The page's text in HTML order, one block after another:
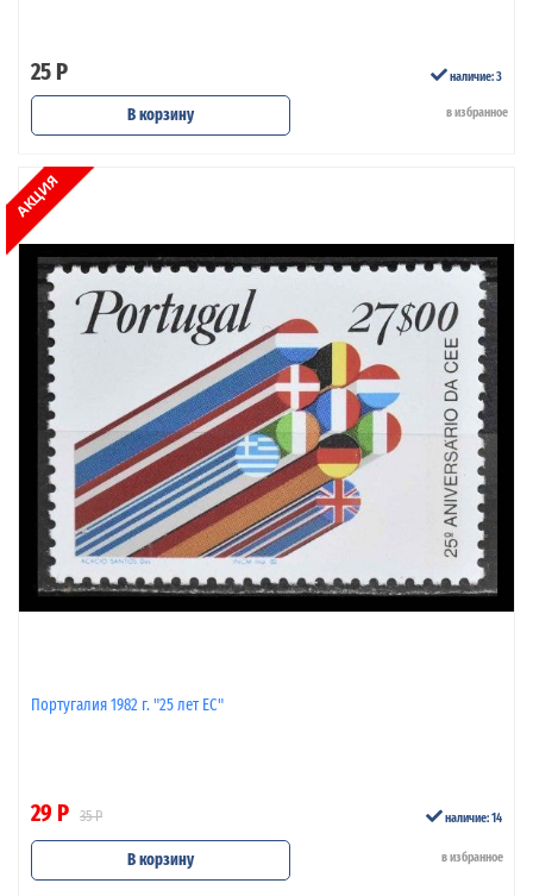
25 Р наличие: 3
В корзину в избранное
Португалия 1982 г. "25 лет ЕС"
АКЦИЯ
29 Р 35 Р наличие: 14
В корзину в избранное